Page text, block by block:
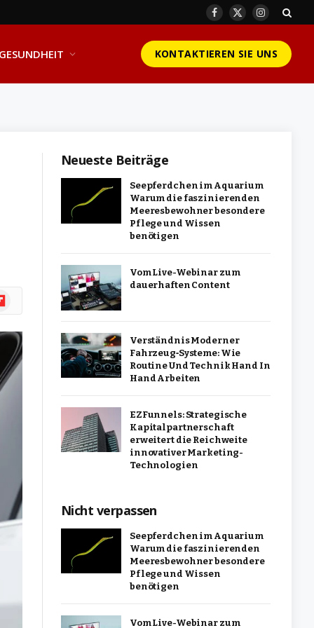
Facebook
X
Instagram
GESUNDHEIT KONTAKTIEREN SIE UNS
Neueste Beiträge
Seepferdchen im Aquarium
Warum die faszinierenden
Meeresbewohner besondere
Pflege und Wissen
benötigen
Vom Live-Webinar zum
dauerhaften Content
Verständnis Moderner
Fahrzeug‑Systeme: Wie
Routine Und Technik Hand In
Hand Arbeiten
EZFunnels: Strategische
Kapitalpartnerschaft
erweitert die Reichweite
innovativer Marketing-
Technologien
Nicht verpassen
Seepferdchen im Aquarium
Warum die faszinierenden
Meeresbewohner besondere
Pflege und Wissen
benötigen
Vom Live-Webinar zum